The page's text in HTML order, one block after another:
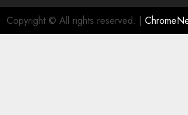
Copyright © All rights reserved. |